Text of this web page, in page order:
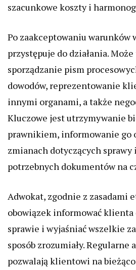
szacunkowe koszty i
Po zaakceptowaniu warunków
przystępuje do działania.
sporządzanie pism
dowodów, reprezentowanie
innymi organami, a także
Kluczowe jest utrzymywanie
prawnikiem, informowanie go
zmianach dotyczących
potrzebnych dokumentów na
Adwokat, zgodnie z zasadami
obowiązek informować klienta
sprawie i wyjaśniać wszelkie
sposób zrozumiały. Regularne
pozwalają klientowi na